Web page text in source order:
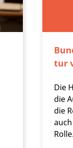
tur
Die
die
die